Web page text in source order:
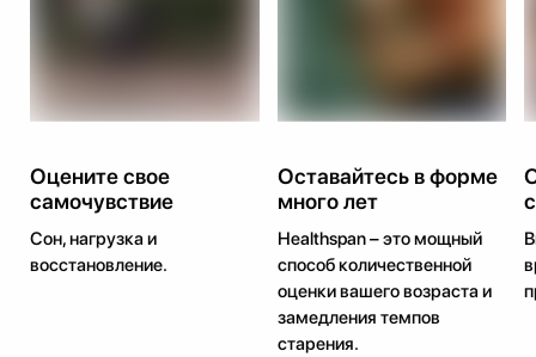
Оцените свое
самочувствие
Сон, нагрузка и
восстановление.
Оставайтесь в форме
много лет
Healthspan – это мощный
способ количественной
оценки вашего возраста и
замедления темпов
старения.